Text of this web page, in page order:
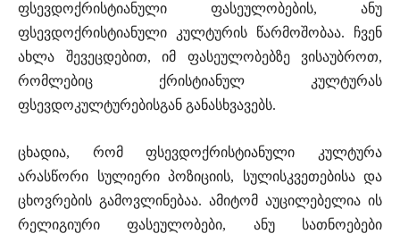
ფსევდოქრისტიანული ფასეულობების, ანუ
ფსევდოქრისტიანული კულტურის წარმოშობაა. ჩვენ
ახლა შევეცდებით, იმ ფასეულობებზე ვისაუბროთ,
რომლებიც ქრისტიანულ კულტურას
ფსევდოკულტურებისგან განასხვავებს.
ცხადია, რომ ფსევდოქრისტიანული კულტურა
არასწორი სულიერი პოზიციის, სულისკვეთებისა და
ცხოვრების გამოვლინებაა. ამიტომ აუცილებელია ის
რელიგიური ფასეულობები, ანუ სათნოებები